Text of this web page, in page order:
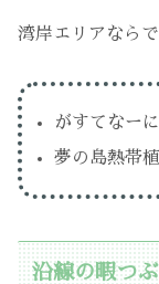
湾岸エリアなら
がすてなー
夢の島熱帯
沿線の暇つ